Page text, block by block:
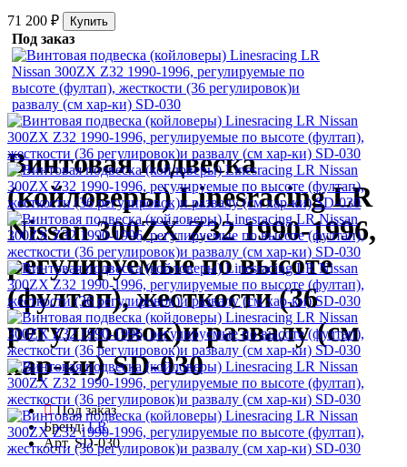
71 200 ₽ Купить
Под заказ
Винтовая подвеска
(койловеры) Linesracing LR
Nissan 300ZX Z32 1990-1996,
регулируемые по высоте
(фултап), жесткости (36
регулировок)и развалу (см
хар-ки) SD-030
Под заказ
Бренд:LR
Арт.SD-030